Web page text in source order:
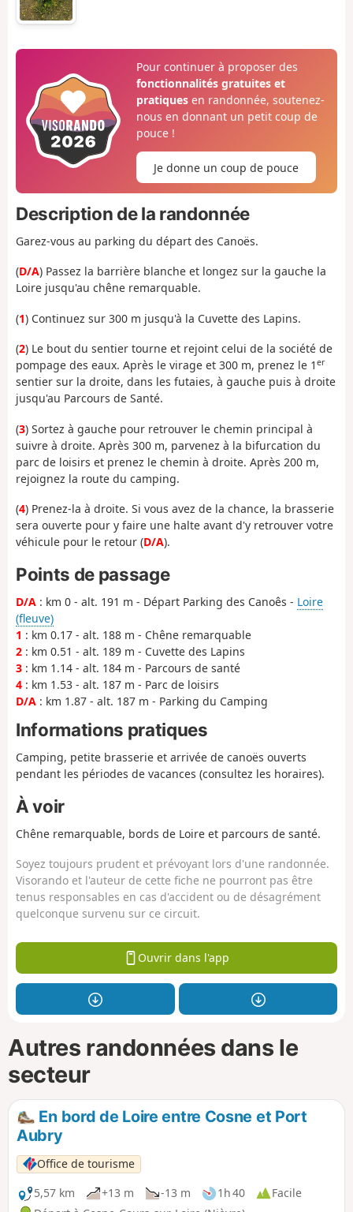
Pour continuer à proposer des
fonctionnalités gratuites et
pratiquesen randonnée, soutenez-
nous en donnant un petit coup de
pouce !
Je donne un coup de pouce
Description de la randonnée
Garez-vous au parking du départ des Canoës.
(D/A) Passez la barrière blanche et longez sur la gauche la
Loire jusqu'au chêne remarquable.
(1) Continuez sur 300 m jusqu'à la Cuvette des Lapins.
(2) Le bout du sentier tourne et rejoint celui de la société de
pompage des eaux. Après le virage et 300 m, prenez le 1 er
sentier sur la droite, dans les futaies, à gauche puis à droite
jusqu'au Parcours de Santé.
(3) Sortez à gauche pour retrouver le chemin principal à
suivre à droite. Après 300 m, parvenez à la bifurcation du
parc de loisirs et prenez le chemin à droite. Après 200 m,
rejoignez la route du camping.
(4) Prenez-la à droite. Si vous avez de la chance, la brasserie
sera ouverte pour y faire une halte avant d'y retrouver votre
véhicule pour le retour (D/A).
Points de passage
D/A : km 0 - alt. 191 m - Départ Parking des Canoês - Loire
(fleuve)
1 : km 0.17 - alt. 188 m - Chêne remarquable
2 : km 0.51 - alt. 189 m - Cuvette des Lapins
3 : km 1.14 - alt. 184 m - Parcours de santé
4 : km 1.53 - alt. 187 m - Parc de loisirs
D/A : km 1.87 - alt. 187 m - Parking du Camping
Informations pratiques
Camping, petite brasserie et arrivée de canoës ouverts
pendant les périodes de vacances (consultez les horaires).
À voir
Chêne remarquable, bords de Loire et parcours de santé.
Soyez toujours prudent et prévoyant lors d'une randonnée.
Visorando et l'auteur de cette fiche ne pourront pas être
tenus responsables en cas d'accident ou de désagrément
quelconque survenu sur ce circuit.
Ouvrir dans l'app
Autres randonnées dans le
secteur
En bord de Loire entre Cosne et Port
Aubry
Office de tourisme
5,57 km
+13 m -13 m 1h 40
Facile